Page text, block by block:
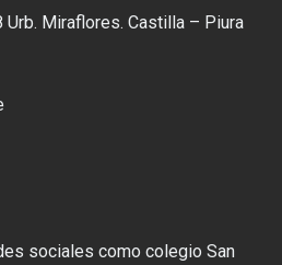
Urb. Miraflores. Castilla – Piura
sociales como colegio San